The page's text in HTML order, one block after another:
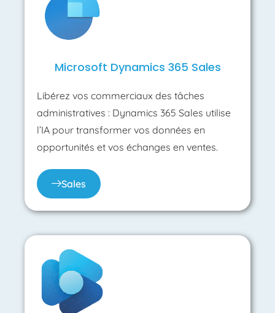
Microsoft Dynamics 365 Sales
Libérez vos commerciaux des tâches
administratives : Dynamics 365 Sales utilise
l’IA pour transformer vos données en
opportunités et vos échanges en ventes.
Sales